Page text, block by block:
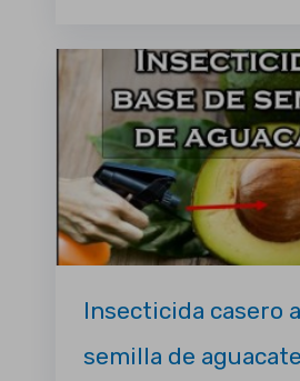
Insecticida casero
semilla de